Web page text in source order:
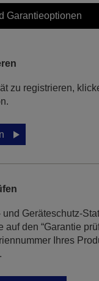
Garantieoptionen
zu registrieren,
Geräteschutz-
auf den “Garantie
Ihres